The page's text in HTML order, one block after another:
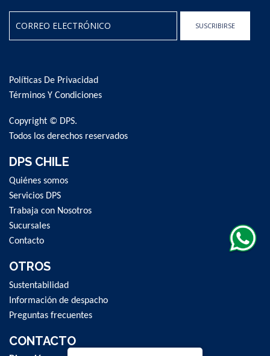
Our
Newsletter:
SUSCRIBIRSE
Políticas De Privacidad
Términos Y Condiciones
Copyright © DPS.
Todos los derechos reservados
DPS CHILE
Quiénes somos
Servicios DPS
Trabaja con Nosotros
Sucursales
Contacto
OTROS
Sustentabilidad
Información de despacho
Preguntas frecuentes
CONTACTO